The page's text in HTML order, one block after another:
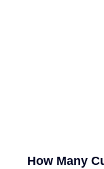
How Many